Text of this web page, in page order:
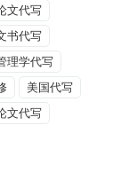
文代写
书代写
理学代写
美国代写
文代写